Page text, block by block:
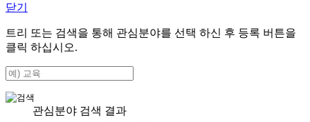
닫기
트리 또는 검색을 통해 관심분야를 선택 하신 후 등록 버튼을
클릭 하십시오.
관심분야 검색 결과